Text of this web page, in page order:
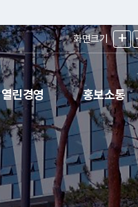
화면크기 +
열린경영 홍보소통